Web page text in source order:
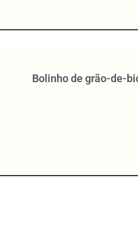
Bolinho de grão-de-